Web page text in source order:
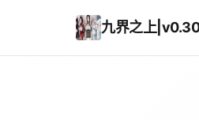
九界之上